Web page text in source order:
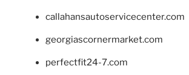
callahansautoservicecenter.com
georgiascornermarket.com
perfectfit24-7.com